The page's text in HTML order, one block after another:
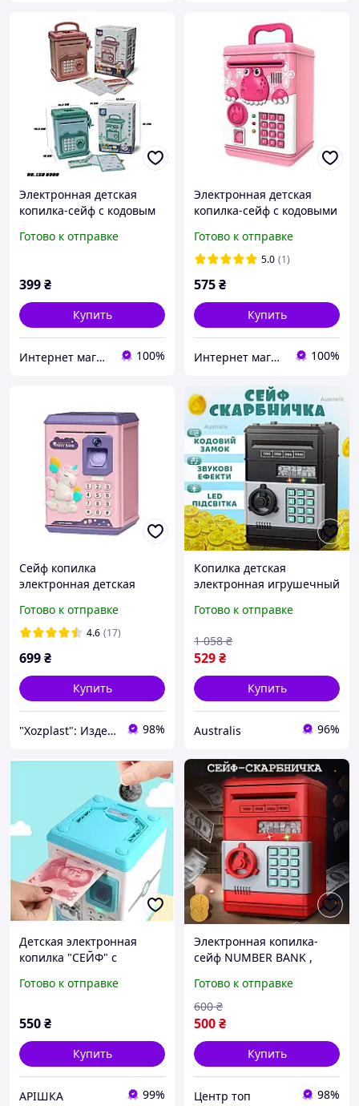
Электронная детская
копилка-сейф с кодовым
LSB6909
Готово к отправке
399₴
Купить
Интернет магазин "Zabawki" 100%
Электронная детская
копилка-сейф с кодовыми
6002A
Готово к отправке
5.0 (1)
575₴
Купить
Интернет магазин "Zabawki" 100%
Сейф копилка
электронная детская
купюроприемником
кодовым замком и
Готово к отправке
4.6 (17)
699₴
Купить
"Xozplast": Изделия из пластика, дерева и шерсти, новогодняя продукция оптом и в розницу 98%
Копилка детская
электронная игрушечный
ребенка с кодовым
купюр и монет с
подсветкой и паролем
Готово к отправке
529₴
1 058 ₴
Купить
Australis 96%
Детская электронная
копилка "СЕЙФ" с
Готово к отправке
550₴
Купить
АРІШКА 99%
Электронная копилка-
сейф NUMBER BANK ,
замком и
купюроприемником,
копилка для денег, цвет
красный
Готово к отправке
500₴
600 ₴
Купить
Центр топ 98%